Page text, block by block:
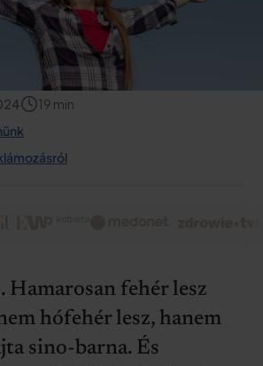
19 min
Hamarosan fehér lesz
hófehér lesz, hanem
sino-barna. És